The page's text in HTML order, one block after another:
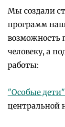
Мы создали
программ
возможность
человеку, а
работы:
"Особые дети"
центральной